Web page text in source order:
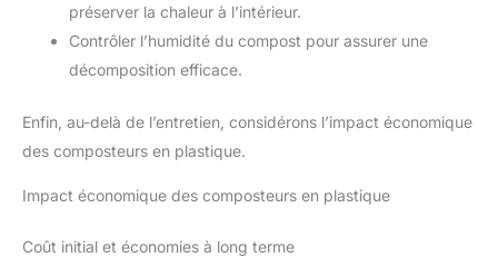
préserver la chaleur à l’intérieur.
Contrôler l’humidité du compost pour assurer une
décomposition efficace.
Enfin, au-delà de l’entretien, considérons l’impact économique
des composteurs en plastique.
Impact économique des composteurs en plastique
Coût initial et économies à long terme